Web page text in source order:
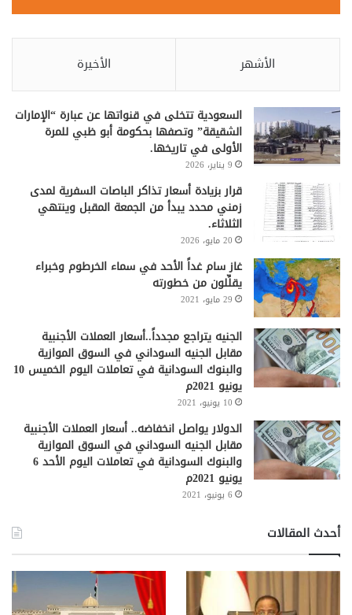
الأشهر الأخيرة
السعودية تتخلى في قنواتها عن عبارة “الإمارات
الشقيقة” وتصفها بحكومة أبو ظبي للمرة
الأولى في تاريخها.
9 يناير، 2026
قرار بزيادة أسعار تذاكر الباصات السفرية لمدى
زمني محدد يبدأ من الجمعة المقبل وينتهي
الثلاثاء.
20 مايو، 2026
غاز سام غداً الأحد في سماء الخرطوم وخبراء
يقلِّلون من خطورته
29 مايو، 2021
الجنيه يتراجع مجدداً..أسعار العملات الأجنبية
مقابل الجنيه السوداني في السوق الموازية
والبنوك السودانية في تعاملات اليوم الخميس 10
يونيو 2021م
10 يونيو، 2021
الدولار يواصل انخفاضه.. أسعار العملات الأجنبية
مقابل الجنيه السوداني في السوق الموازية
والبنوك السودانية في تعاملات اليوم الأحد 6
يونيو 2021م
6 يونيو، 2021
أحدث المقالات